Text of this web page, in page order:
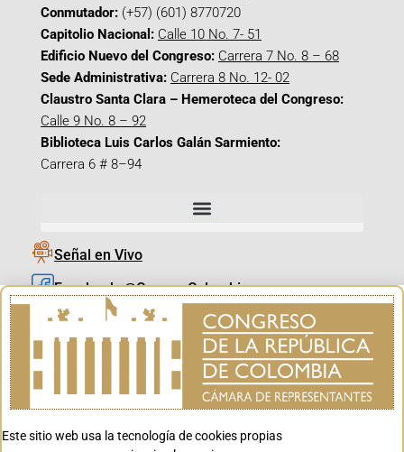
Conmutador: (+57) (601) 8770720
Capitolio Nacional: Calle 10 No. 7- 51
Edificio Nuevo del Congreso: Carrera 7 No. 8 – 68
Sede Administrativa: Carrera 8 No. 12- 02
Claustro Santa Clara – Hemeroteca del Congreso:
Calle 9 No. 8 – 92
Biblioteca Luis Carlos Galán Sarmiento:
Carrera 6 # 8–94
Señal en Vivo
Facebook_@CamaraColombia
Instagram_@CamaraColombia
X_@CamaraColombia
Youtube_@CamaraColombia
Este sitio web usa la tecnología de cookies propias